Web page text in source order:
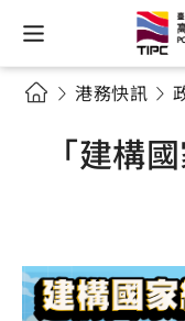
港務快訊
「建構